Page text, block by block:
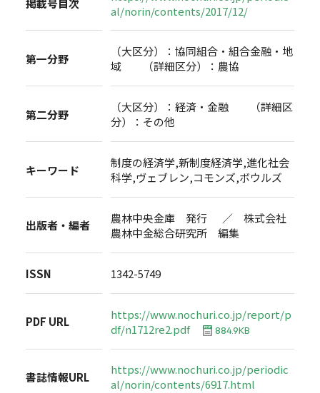
掲載号目次
al/norin/contents/2017/12/
第一分野
（大区分）：協同組合・組合金融・地
域 （詳細区分）：農協
第二分野
（大区分）：経済・金融 （詳細区
分）：その他
キーワード
制度の経済学,新制度経済学,進化社会
科学,ヴェブレン,コモンズ,ボウルズ
出版者・編者
農林中央金庫 発行 ／ 株式会社
農林中金総合研究所 編集
ISSN 1342-5749
PDF URL
https://www.nochuri.co.jp/report/p
df/n1712re2.pdf
884.9KB
書誌情報URL
https://www.nochuri.co.jp/periodic
al/norin/contents/6917.html